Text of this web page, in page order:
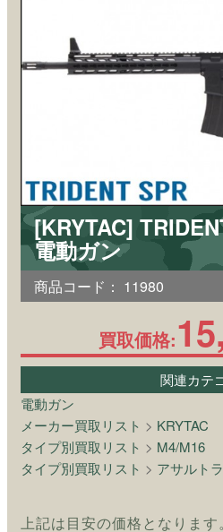
[KRYTAC]
電動ガン
商品コード： 11980
買取価格:
関連カテ
電動ガン
メーカー買取リスト > KRYTAC
タイプ別買取リスト > M4/M16
タイプ別買取リスト > アサルト
上記は目安の価格となりま